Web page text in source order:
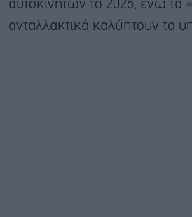
αυτοκινήτων το 2025, ενώ τα
ανταλλακτικά καλύπτουν το